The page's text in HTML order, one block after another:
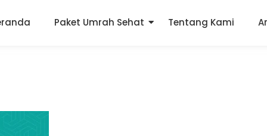
Paket Umrah Sehat Tentang Kami